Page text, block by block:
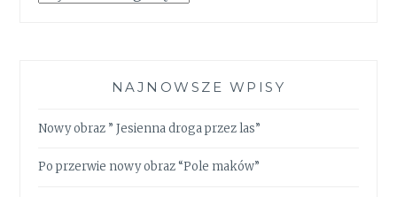
NAJNOWSZE WPISY
Nowy obraz ” Jesienna droga przez las”
Po przerwie nowy obraz “Pole maków”